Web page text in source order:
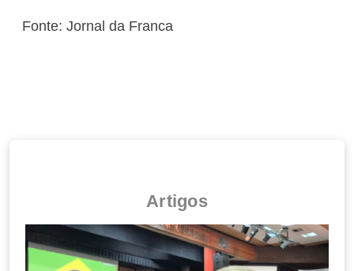
Fonte: Jornal da Franca
Artigos